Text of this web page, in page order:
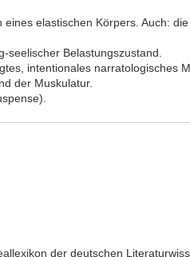
eines elastischen Körpers. Auch:
seelischer Belastungszustand.
intentionales narratologisches
der Muskulatur.
der deutschen